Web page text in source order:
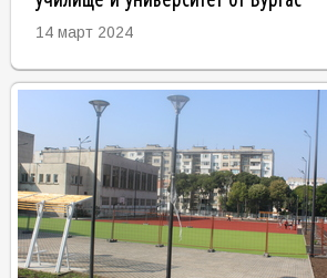
14 март 2024